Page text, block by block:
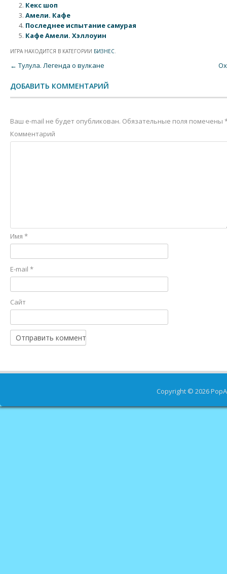
Кекс шоп
Амели. Кафе
Последнее испытание самурая
Кафе Амели. Хэллоуин
ИГРА НАХОДИТСЯ В КАТЕГОРИИ БИЗНЕС.
Post navigation
← Тулула. Легенда о вулкане
ДОБАВИТЬ КОММЕНТАРИЙ
Ваш e-mail не будет опубликован. Обязательные поля помечены
Комментарий
Имя *
E-mail *
Сайт
Copyright © 2026